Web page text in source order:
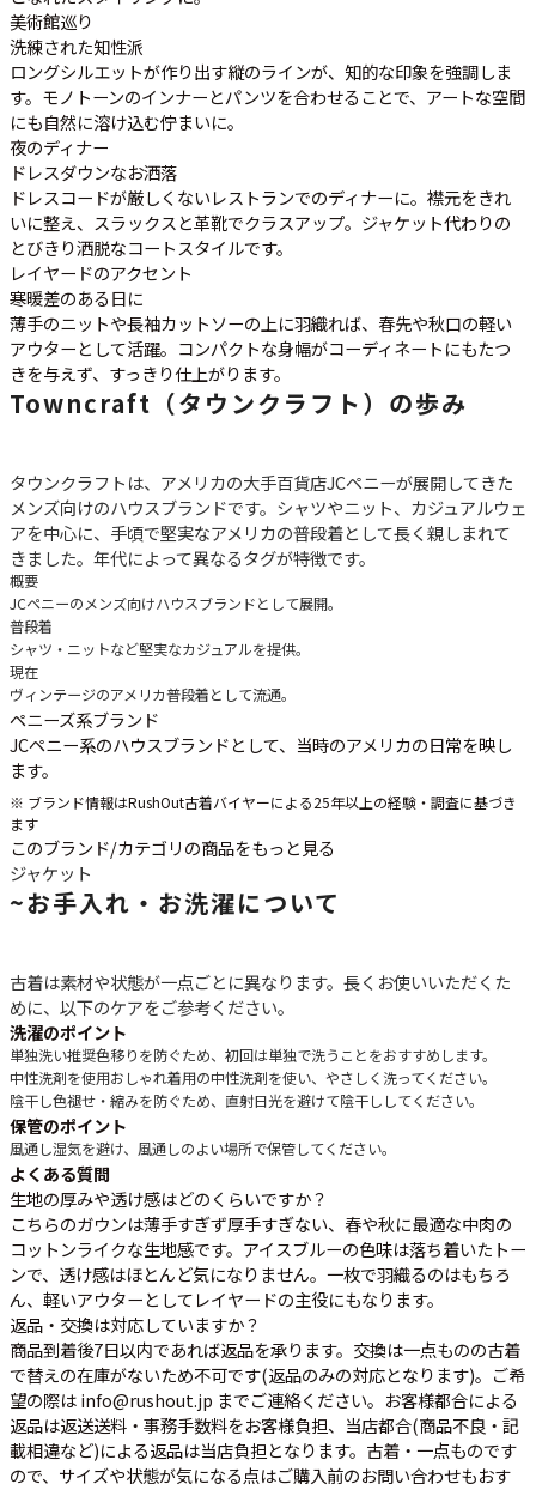
美術館巡り
洗練された知性派
ロングシルエットが作り出す縦のラインが、知的な印象を強調しま
す。モノトーンのインナーとパンツを合わせることで、アートな空間
にも自然に溶け込む佇まいに。
夜のディナー
ドレスダウンなお洒落
ドレスコードが厳しくないレストランでのディナーに。襟元をきれ
いに整え、スラックスと革靴でクラスアップ。ジャケット代わりの
とびきり洒脱なコートスタイルです。
レイヤードのアクセント
寒暖差のある日に
薄手のニットや長袖カットソーの上に羽織れば、春先や秋口の軽い
アウターとして活躍。コンパクトな身幅がコーディネートにもたつ
きを与えず、すっきり仕上がります。
Towncraft（タウンクラフト）の歩み
タウンクラフトは、アメリカの大手百貨店JCペニーが展開してきた
メンズ向けのハウスブランドです。シャツやニット、カジュアルウェ
アを中心に、手頃で堅実なアメリカの普段着として長く親しまれて
きました。年代によって異なるタグが特徴です。
概要
JCペニーのメンズ向けハウスブランドとして展開。
普段着
シャツ・ニットなど堅実なカジュアルを提供。
現在
ヴィンテージのアメリカ普段着として流通。
ペニーズ系ブランド
JCペニー系のハウスブランドとして、当時のアメリカの日常を映し
ます。
※ ブランド情報はRushOut古着バイヤーによる25年以上の経験・調査に基づき
ます
このブランド/カテゴリの商品をもっと見る
ジャケット
~お手入れ・お洗濯について
古着は素材や状態が一点ごとに異なります。長くお使いいただくた
めに、以下のケアをご参考ください。
洗濯のポイント
単独洗い推奨色移りを防ぐため、初回は単独で洗うことをおすすめします。
中性洗剤を使用おしゃれ着用の中性洗剤を使い、やさしく洗ってください。
陰干し色褪せ・縮みを防ぐため、直射日光を避けて陰干ししてください。
保管のポイント
風通し湿気を避け、風通しのよい場所で保管してください。
よくある質問
生地の厚みや透け感はどのくらいですか？
こちらのガウンは薄手すぎず厚手すぎない、春や秋に最適な中肉の
コットンライクな生地感です。アイスブルーの色味は落ち着いたトー
ンで、透け感はほとんど気になりません。一枚で羽織るのはもちろ
ん、軽いアウターとしてレイヤードの主役にもなります。
返品・交換は対応していますか？
商品到着後7日以内であれば返品を承ります。交換は一点ものの古着
で替えの在庫がないため不可です(返品のみの対応となります)。ご希
望の際は info@rushout.jp までご連絡ください。お客様都合による
返品は返送送料・事務手数料をお客様負担、当店都合(商品不良・記
載相違など)による返品は当店負担となります。古着・一点ものです
ので、サイズや状態が気になる点はご購入前のお問い合わせもおす